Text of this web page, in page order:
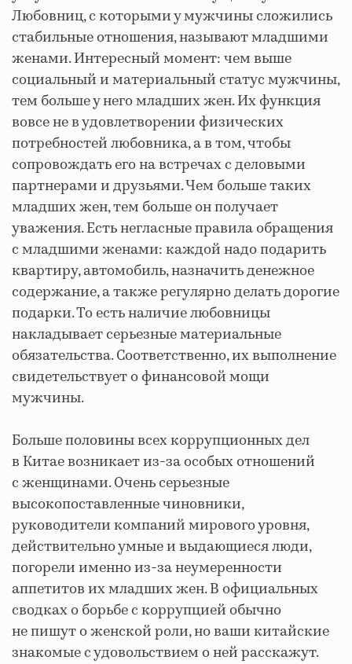
Любовниц, с которыми у мужчины сложились
стабильные отношения, называют младшими
женами. Интересный момент: чем выше
социальный и материальный статус мужчины,
тем больше у него младших жен. Их функция
вовсе не в удовлетворении физических
потребностей любовника, а в том, чтобы
сопровождать его на встречах с деловыми
партнерами и друзьями. Чем больше таких
младших жен, тем больше он получает
уважения. Есть негласные правила обращения
с младшими женами: каждой надо подарить
квартиру, автомобиль, назначить денежное
содержание, а также регулярно делать дорогие
подарки. То есть наличие любовницы
накладывает серьезные материальные
обязательства. Соответственно, их выполнение
свидетельствует о финансовой мощи
мужчины.
Больше половины всех коррупционных дел
в Китае возникает из-за особых отношений
с женщинами. Очень серьезные
высокопоставленные чиновники,
руководители компаний мирового уровня,
действительно умные и выдающиеся люди,
погорели именно из-за неумеренности
аппетитов их младших жен. В официальных
сводках о борьбе с коррупцией обычно
не пишут о женской роли, но ваши китайские
знакомые с удовольствием о ней расскажут.